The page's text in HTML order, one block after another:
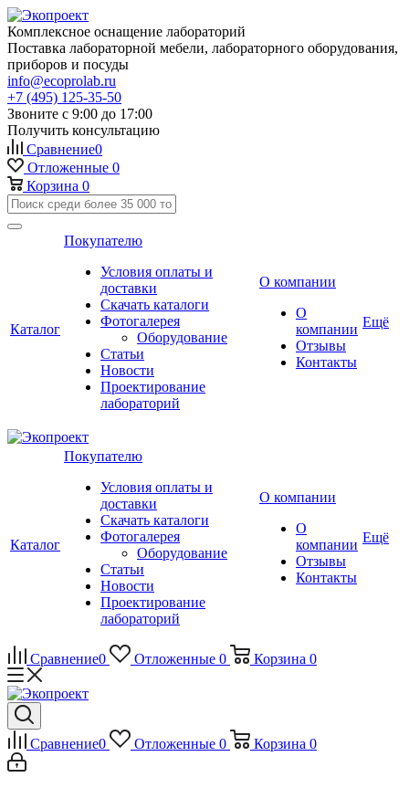
Комплексное оснащение лабораторий
Поставка лабораторной мебели, лабораторного оборудования,
приборов и посуды
info@ecoprolab.ru
+7 (495) 125-35-50
Звоните с 9:00 до 17:00
Получить консультацию
Сравнение0
Отложенные 0
Корзина 0
Каталог
Покупателю
Условия оплаты и
доставки
Скачать каталоги
Фотогалерея
Оборудование
Статьи
Новости
Проектирование
лабораторий
О компании
О
компании
Отзывы
Контакты
Ещё
Каталог
Покупателю
Условия оплаты и
доставки
Скачать каталоги
Фотогалерея
Оборудование
Статьи
Новости
Проектирование
лабораторий
О компании
О
компании
Отзывы
Контакты
Ещё
Сравнение0 Отложенные 0 Корзина 0
Сравнение0 Отложенные 0 Корзина 0